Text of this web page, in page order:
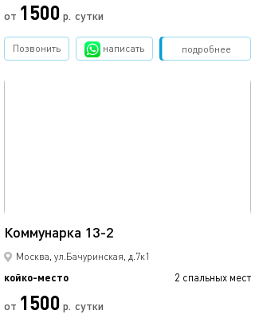
от 1500 р. сутки
подробнее
Позвонить написать Забронировать
Коммунарка 13-2
Москва, ул.Бачуринская, д.7к1
койко-место 2 спальных мест
от 1500 р. сутки